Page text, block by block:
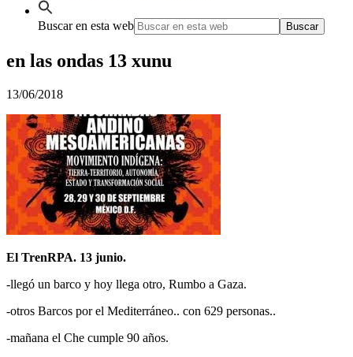
Buscar en esta web
en las ondas 13 xunu
13/06/2018
El TrenRPA. 13 junio.
-llegó un barco y hoy llega otro, Rumbo a Gaza.
-otros Barcos por el Mediterráneo.. con 629 personas..
-mañana el Che cumple 90 años.